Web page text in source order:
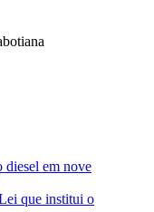
diesel em nove
que institui o